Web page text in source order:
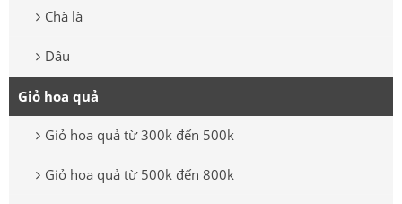
Chà là
Dâu
Giỏ hoa quả
Giỏ hoa quả từ 300k đến 500k
Giỏ hoa quả từ 500k đến 800k